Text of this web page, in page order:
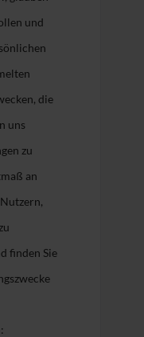
und
die
uns
zu
an
finden Sie